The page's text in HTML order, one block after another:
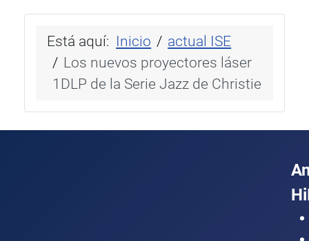
Está aquí: Inicio
actual ISE
Los nuevos proyectores láser
1DLP de la Serie Jazz de Christie